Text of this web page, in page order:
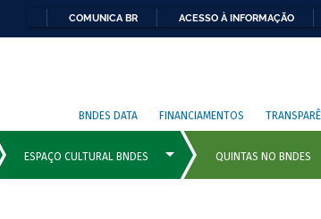
COMUNICA BR ACESSO À INFORMAÇÃO
BNDES DATA FINANCIAMENTOS